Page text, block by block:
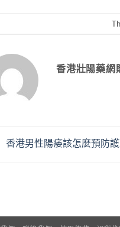
香港壯陽藥網
香港男性陽痿該怎麼預防